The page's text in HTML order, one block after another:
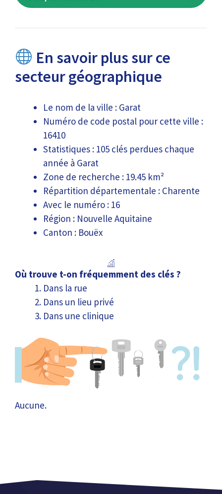
En savoir plus sur ce
secteur géographique
Le nom de la ville : Garat
Numéro de code postal pour cette ville :
16410
Statistiques : 105 clés perdues chaque
année à Garat
Zone de recherche : 19.45 km²
Répartition départementale : Charente
Avec le numéro : 16
Région : Nouvelle Aquitaine
Canton : Bouëx
Où trouve t-on fréquemment des clés ?
Dans la rue
Dans un lieu privé
Dans une clinique
Aucune.